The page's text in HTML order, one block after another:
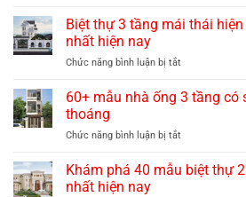
mẫu
3
mái
quý
sang
Biệt thự 3 tầng mái thái
nhất hiện nay
Chức năng bình luận bị tắtở
thự
mái
hiện
60+ mẫu nhà ống 3 tầng có
thoáng
Chức năng bình luận bị tắtở
mẫu
Khám phá 40 mẫu biệt thự
nhất hiện nay